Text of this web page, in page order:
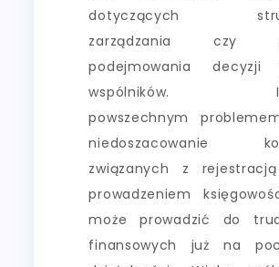
dotyczących
zarządzania czy
podejmowania decyzji
wspólników.
powszechnym
niedoszacowanie
związanych z
prowadzeniem
może prowadzić do
finansowych już na